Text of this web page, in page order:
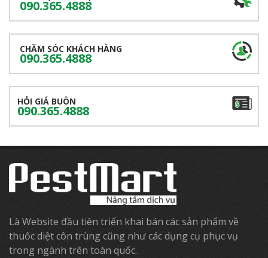
090.365.4888
CHĂM SÓC KHÁCH HÀNG
090.365.4888
HỎI GIÁ BUÔN
090.365.4888
Là Website đầu tiên triển khai bán các sản phẩm về
thuốc diệt côn trùng cũng như các dụng cụ phục vụ
trong ngành trên toàn quốc.